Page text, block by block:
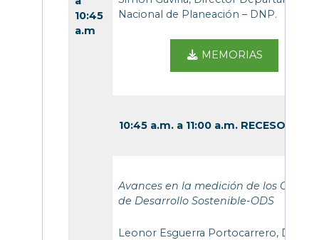
10:45
a.m
Nacional de Planeación – DNP.
MEMORIAS
10:45 a.m. a 11:00 a.m. RECESO
Avances en la medición de los
de Desarrollo Sostenible-ODS
Leonor Esguerra Portocarrero,